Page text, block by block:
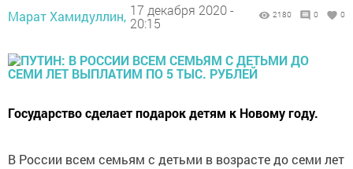
Марат Хамидуллин, 17 декабря 2020 -
20:15
2180 0 0
Государство сделает подарок детям к Новому году.
В России всем семьям с детьми в возрасте до семи лет